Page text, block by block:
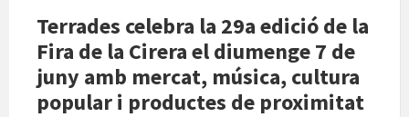
Terrades celebra la 29a edició de la
Fira de la Cirera el diumenge 7 de
juny amb mercat, música, cultura
popular i productes de proximitat